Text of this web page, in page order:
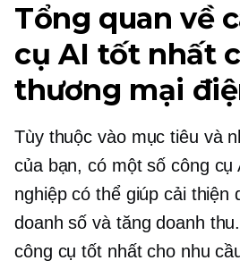
Tổng quan về
cụ AI tốt nhất
thương mại
Tùy thuộc vào mục tiêu và
của bạn, có một số công cụ
nghiệp có thể giúp cải thiện
doanh số và tăng doanh
công cụ tốt nhất cho nhu